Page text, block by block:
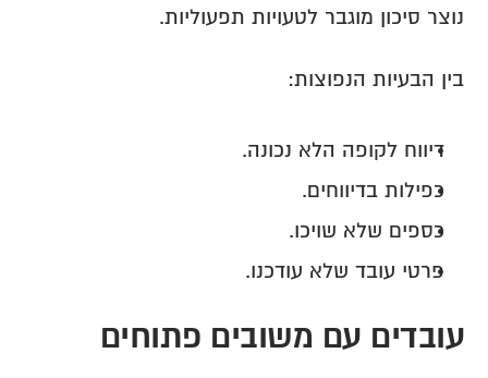
נוצר סיכון מוגבר לטעויות תפעוליות.
בין הבעיות הנפוצות:
דיווח לקופה הלא נכונה.
כפילות בדיווחים.
כספים שלא שויכו.
פרטי עובד שלא עודכנו.
עובדים עם משובים פתוחים